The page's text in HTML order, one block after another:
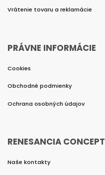
Vrátenie tovaru a reklamácie
PRÁVNE INFORMÁCIE
Cookies
Obchodné podmienky
Ochrana osobných údajov
RENESANCIA CONCEPT
Naše kontakty